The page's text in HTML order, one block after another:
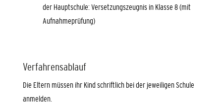
der Hauptschule: Versetzungszeugnis in Klasse 8 (mit
Aufnahmeprüfung)
Verfahrensablauf
Die Eltern müssen ihr Kind schriftlich bei der jeweiligen Schule
anmelden.